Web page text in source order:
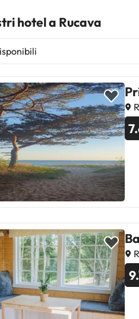
hotel a Rucava